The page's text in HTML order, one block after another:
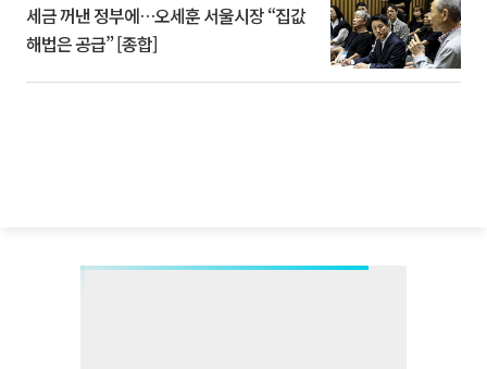
세금 꺼낸 정부에…오세훈 서울시장 “집값
해법은 공급” [종합]